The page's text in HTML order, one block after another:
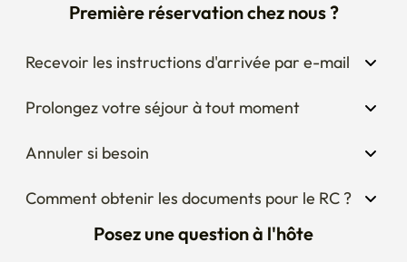
séparer dans un sac de collecte séparé. Tu peux mettre du
Première réservation chez nous ?
Recevoir les instructions d'arrivée par e-mail
Prolongez votre séjour à tout moment
Annuler si besoin
Comment obtenir les documents pour le RC ?
Posez une question à l'hôte